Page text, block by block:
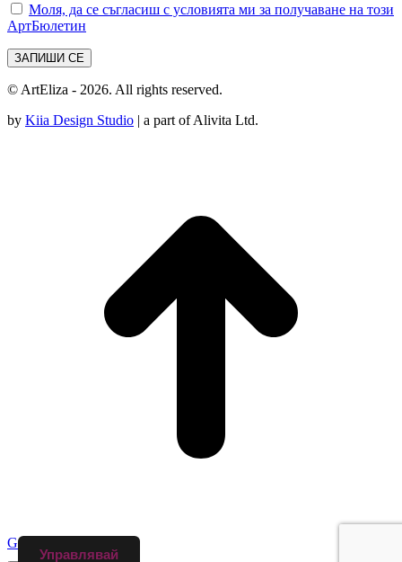
Управлявай
Моля, да се съгласиш с условията ми за получаване на този
АртБюлетин
© ArtEliza - 2026. All rights reserved.
by Kiia Design Studio | a part of Alivita Ltd.
Go to Top